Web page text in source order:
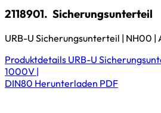
2118901. Sicherungsunterteil
URB-U Sicherungsunterteil | NH00 |
Produktdetails URB-U
1000V |
DIN80 Herunterladen PDF